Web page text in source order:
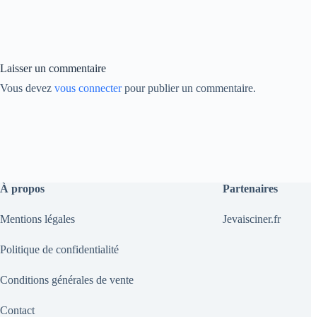
Laisser un commentaire
Vous devez vous connecterpour publier un commentaire.
À propos
Mentions légales
Politique de confidentialité
Conditions générales de vente
Contact
Partenaires
Jevaisciner.fr